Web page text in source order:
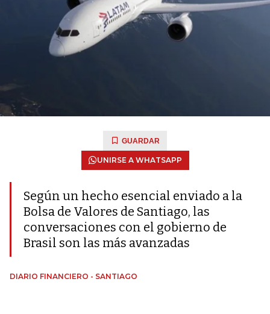
GUARDAR
UNIRSE A WHATSAPP
Según un hecho esencial enviado a la
Bolsa de Valores de Santiago, las
conversaciones con el gobierno de
Brasil son las más avanzadas
DIARIO FINANCIERO - SANTIAGO